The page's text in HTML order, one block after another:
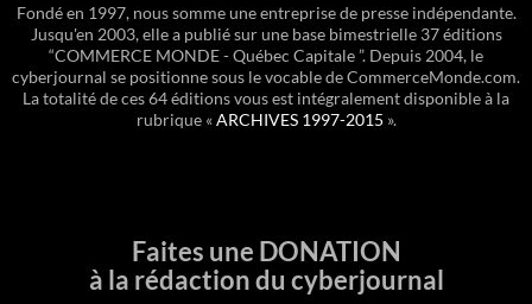
Fondé en 1997, nous somme une entreprise de presse indépendante.
Jusqu'en 2003, elle a publié sur une base bimestrielle 37 éditions
“COMMERCE MONDE - Québec Capitale ”. Depuis 2004, le
cyberjournal se positionne sous le vocable de CommerceMonde.com.
La totalité de ces 64 éditions vous est intégralement disponible à la
rubrique «ARCHIVES 1997-2015 ».
Faites une DONATION
à la rédaction du cyberjournal